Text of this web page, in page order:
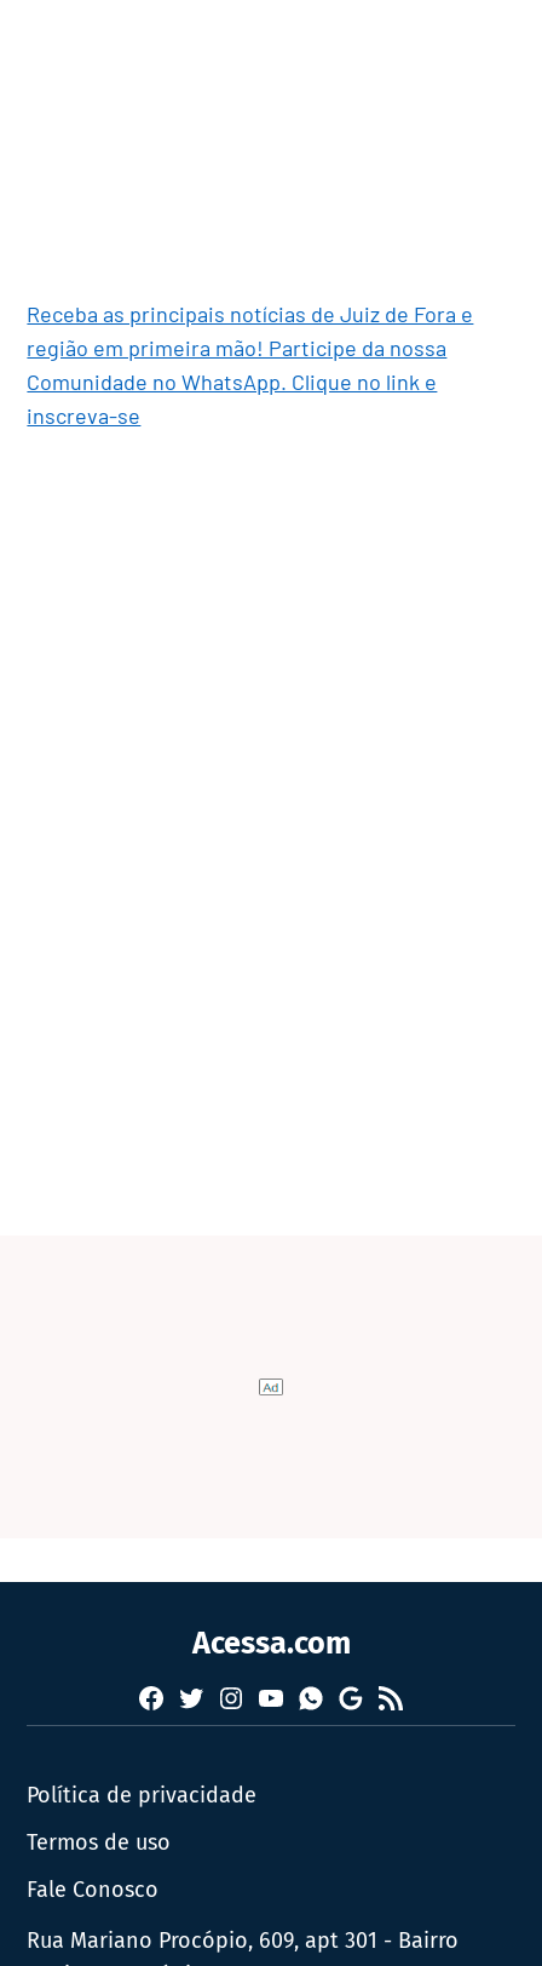
Receba as principais notícias de Juiz de Fora e
região em primeira mão! Participe da nossa
Comunidade no WhatsApp. Clique no link e
inscreva-se
Acessa.com
Facebook
TwitterInstagram
YouTubeWhatsapp
Google
News
RSS
Política de privacidade
Termos de uso
Fale Conosco
Rua Mariano Procópio, 609, apt 301 - Bairro